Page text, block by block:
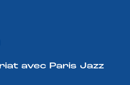
avec Paris Jazz